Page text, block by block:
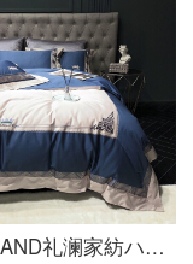
LEELLAND礼澜家紡ハイエンド100本の馬綿シンプルな欧風刺繍の全綿の寝具4点セットの高品質の軽奢ベッド用品セットブランチ湖藍1.8-2.0メートルベッド/220*240 cm